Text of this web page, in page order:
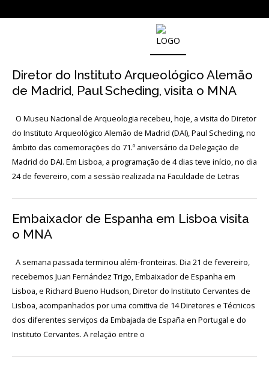
MUSEU
NACIONAL
Regulamentos
e
Relatórios
Acordos
e
Protocolos
colaboração
Público
voluntariado
Diretor do Instituto Arqueológico Alemão
de Madrid, Paul Scheding, visita o MNA
O Museu Nacional de Arqueologia recebeu, hoje, a visita do Diretor
do Instituto Arqueológico Alemão de Madrid (DAI), Paul Scheding, no
âmbito das comemorações do 71.º aniversário da Delegação de
Madrid do DAI. Em Lisboa, a programação de 4 dias teve início, no dia
24 de fevereiro, com a sessão realizada na Faculdade de Letras
Embaixador de Espanha em Lisboa visita
o MNA
A semana passada terminou além-fronteiras. Dia 21 de fevereiro,
recebemos Juan Fernández Trigo, Embaixador de Espanha em
Lisboa, e Richard Bueno Hudson, Diretor do Instituto Cervantes de
Lisboa, acompanhados por uma comitiva de 14 Diretores e Técnicos
dos diferentes serviços da Embajada de España en Portugal e do
Instituto Cervantes. A relação entre o